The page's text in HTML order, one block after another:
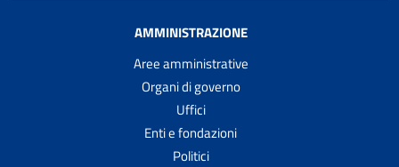
AMMINISTRAZIONE
Aree amministrative
Organi di governo
Uffici
Enti e fondazioni
Politici